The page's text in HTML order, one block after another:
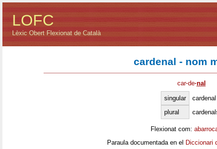
LOFC
Lèxic Obert Flexionat de Català
cardenal - nom
car·de·nal
singular
cardenal
plural
Flexionat com:
Paraula documentada en el Diccionari